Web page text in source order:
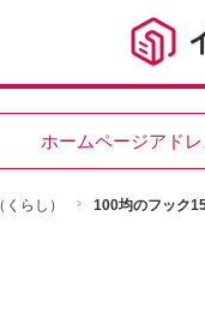
ホームページアド
らし） 100均のフック